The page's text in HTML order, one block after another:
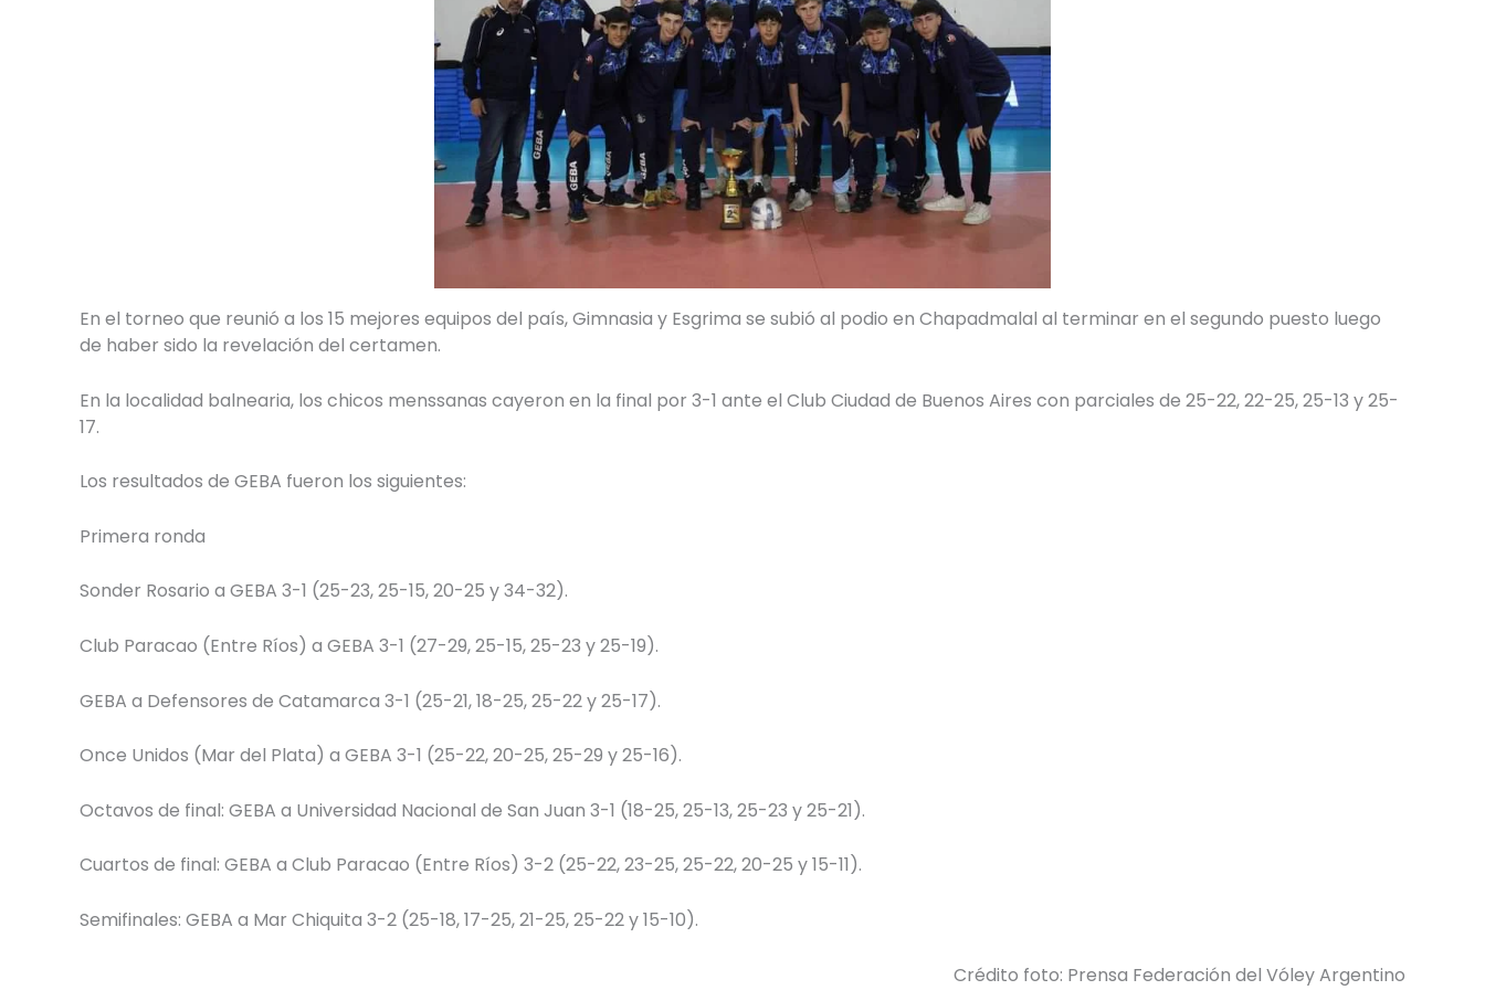
En el torneo que reunió a los 15 mejores equipos del país, Gimnasia y Esgrima se subió al podio en Chapadmalal al terminar en el segundo puesto luego
de haber sido la revelación del certamen.
En la localidad balnearia, los chicos menssanas cayeron en la final por 3-1 ante el Club Ciudad de Buenos Aires con parciales de 25-22, 22-25, 25-13 y 25-
17.
Los resultados de GEBA fueron los siguientes:
Primera ronda
Sonder Rosario a GEBA 3-1 (25-23, 25-15, 20-25 y 34-32).
Club Paracao (Entre Ríos) a GEBA 3-1 (27-29, 25-15, 25-23 y 25-19).
GEBA a Defensores de Catamarca 3-1 (25-21, 18-25, 25-22 y 25-17).
Once Unidos (Mar del Plata) a GEBA 3-1 (25-22, 20-25, 25-29 y 25-16).
Octavos de final: GEBA a Universidad Nacional de San Juan 3-1 (18-25, 25-13, 25-23 y 25-21).
Cuartos de final: GEBA a Club Paracao (Entre Ríos) 3-2 (25-22, 23-25, 25-22, 20-25 y 15-11).
Semifinales: GEBA a Mar Chiquita 3-2 (25-18, 17-25, 21-25, 25-22 y 15-10).
Crédito foto: Prensa Federación del Vóley Argentino